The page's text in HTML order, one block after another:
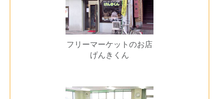
フリーマーケットのお店
げんきくん